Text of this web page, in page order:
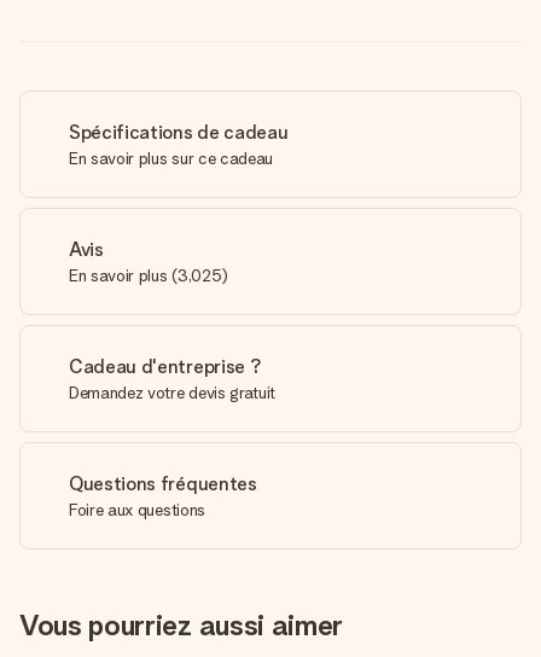
Spécifications de cadeau
En savoir plus sur ce cadeau
Avis
En savoir plus (3,025)
Cadeau d'entreprise ?
Demandez votre devis gratuit
Questions fréquentes
Foire aux questions
Vous pourriez aussi aimer